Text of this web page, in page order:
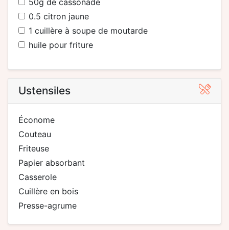
50g de cassonade
0.5 citron jaune
1 cuillère à soupe de moutarde
huile pour friture
Ustensiles
économe
couteau
friteuse
papier absorbant
casserole
cuillère en bois
presse-agrume